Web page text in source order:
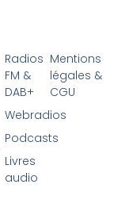
Radios
FM &
DAB+
Webradios
Podcasts
Livres
audio
Mentions
légales &
CGU